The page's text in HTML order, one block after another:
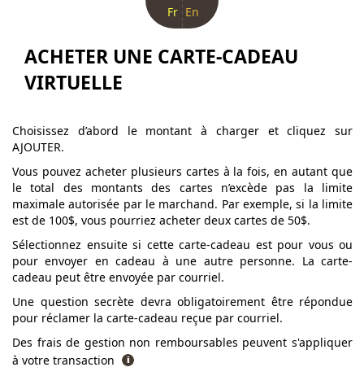
Fr En
ACHETER UNE CARTE-CADEAU
VIRTUELLE
Choisissez d’abord le montant à charger et cliquez sur
AJOUTER.
Vous pouvez acheter plusieurs cartes à la fois, en autant que
le total des montants des cartes n’excède pas la limite
maximale autorisée par le marchand. Par exemple, si la limite
est de 100$, vous pourriez acheter deux cartes de 50$.
Sélectionnez ensuite si cette carte-cadeau est pour vous ou
pour envoyer en cadeau à une autre personne. La carte-
cadeau peut être envoyée par courriel.
Une question secrète devra obligatoirement être répondue
pour réclamer la carte-cadeau reçue par courriel.
Des frais de gestion non remboursables peuvent s'appliquer
à votre transaction